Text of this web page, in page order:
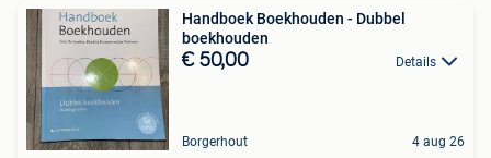
Handboek Boekhouden - Dubbel
boekhouden
€ 50,00 Details
Borgerhout 4 aug 26